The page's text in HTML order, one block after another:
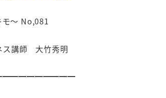
～ No,081
竹秀明